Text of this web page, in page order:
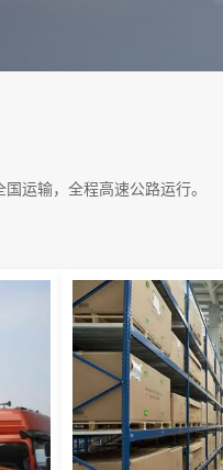
运输，全程高速公路运行。